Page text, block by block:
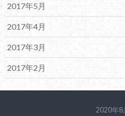
2017年5月
2017年4月
2017年3月
2017年2月
2020年8